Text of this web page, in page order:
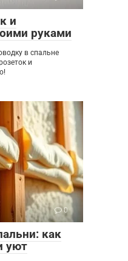
и
руками
в спальне
и
0
как
уют